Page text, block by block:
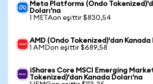
Meta Platforms (Ondo
Doları'na
1 METAon eşittir $830,54
AMD (Ondo Tokenized)'dan Kanada
1 AMDon eşittir $689,58
iShares Core MSCI Emerging
Tokenized)'dan Kanada Doları'na